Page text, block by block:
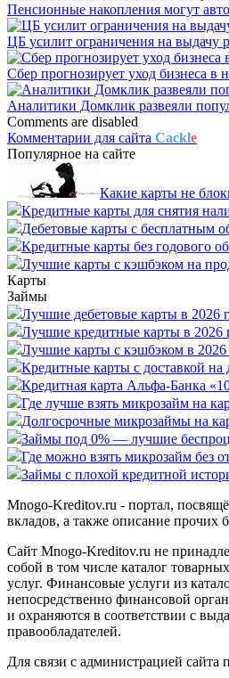
Пенсионные накопления могут
ЦБ усилит ограничения на выдачу
Сбер прогнозирует уход бизнеса в
Аналитики Домклик развеяли
Comments are disabled
Комментарии для сайта Cackle
Популярное на сайте
Какие карты не
Кредитные карты для снятия
Дебетовые карты с бесплатным
Кредитные карты без годового
Лучшие карты с кэшбэком на
Карты
Займы
Лучшие дебетовые карты в 2026
Лучшие кредитные карты в 2026
Лучшие карты с кэшбэком в 2026
Кредитные карты с доставкой на
Кредитная карта Альфа-Банка
Где лучше взять микрозайм на
Долгосрочные микрозаймы на
Займы под 0% — лучшие
Где можно взять микрозайм без
Займы с плохой кредитной
Mnogo-Kreditov.ru - портал,
вкладов, а также описание прочих
Сайт Mnogo-Kreditov.ru не
собой в том числе каталог
услуг. Финансовые услуги из
непосредственно финансовой
и охраняются в соответствии с
правообладателей.
Для связи с администрацией сайта